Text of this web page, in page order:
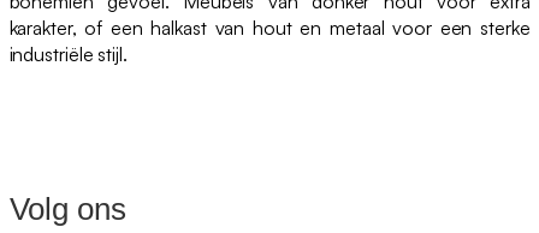
karakter, of een halkast van hout en metaal voor een sterke
industriële stijl.
Volg ons